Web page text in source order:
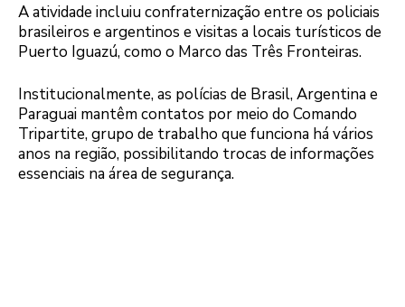
A atividade incluiu confraternização entre os policiais
brasileiros e argentinos e visitas a locais turísticos de
Puerto Iguazú, como o Marco das Três Fronteiras.
Institucionalmente, as polícias de Brasil, Argentina e
Paraguai mantêm contatos por meio do Comando
Tripartite, grupo de trabalho que funciona há vários
anos na região, possibilitando trocas de informações
essenciais na área de segurança.